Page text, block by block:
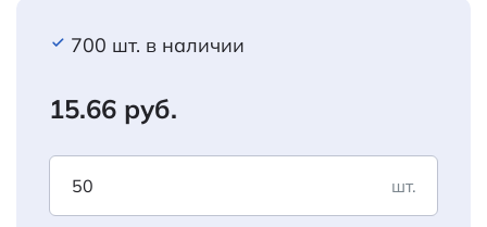
700 шт. в наличии
15.66 руб.
шт.